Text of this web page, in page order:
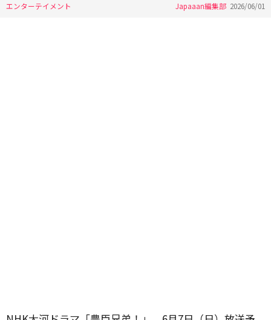
エンターテイメント Japaaan編集部 2026/06/01